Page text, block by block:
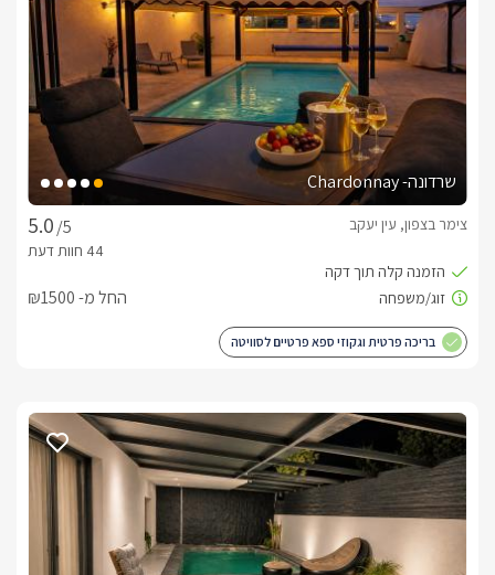
בחלל המרכזי קיים מטבחון מאובזר, פינת ישיבה, מיטה זוגית
המופרד באמצעות זכוכית מושחרת. בו מקלחון זוגי חדיש, שירותים
סוויטת מוריה, גם כן בנויה כחלל סטודיו, מעוצבת בסגנון קלאסי נקי
וטלוויזיה המחוברת לאינטרנט אלחוטי וכבלי HOT, וחדר רחצה
המופרד באמצעות זכוכית מושחרת. בו מקלחון זוגי חדיש, שירותים
ועמדת כיור עם מגבות וחלוקי רחצה.
חצר נפרדת לכל אחת מהסוויטות
עם בריכות פרטיות הניצבות על בימה גבוהה, (מחוממות בחודשי
החורף). בסמוך ניצב גקוזי ספא רחב ומפנק לכל סוויטה. עם פינות
ישיבה, מיטות שיזוף, ערסלים, מסך טלוויזיה חיצוני מתכוונן, ופינת
ברביקיו. אין לנו ספק שבסוויטות אור המוריה תגלו עולם של חוויות.
כלול באירוח
שרדונה- Chardonnay
/5
צימר בצפון, עין יעקב
החל מ- ₪1500
בריכה פרטית וגקוזי ספא פרטיים לסוויטה